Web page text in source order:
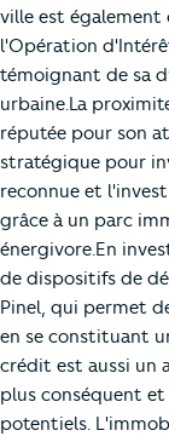
ville est
l'Opération
témoignant de sa
urbaine.La
réputée pour son
stratégique pour
reconnue et
grâce à un parc
énergivore.En
de dispositifs de
Pinel, qui permet
en se constituant
crédit est aussi un
plus conséquent
potentiels.